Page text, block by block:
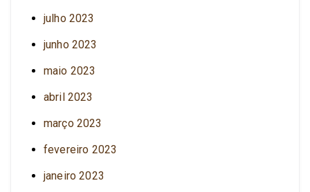
julho 2023
junho 2023
maio 2023
abril 2023
março 2023
fevereiro 2023
janeiro 2023